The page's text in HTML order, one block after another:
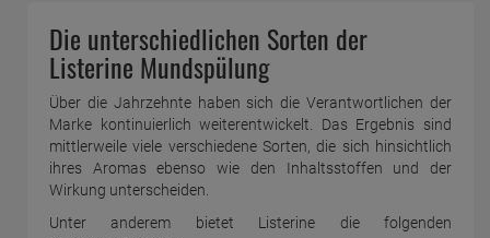
Die unterschiedlichen Sorten der
Listerine Mundspülung
Über die Jahrzehnte haben sich die Verantwortlichen der
Marke kontinuierlich weiterentwickelt. Das Ergebnis sind
mittlerweile viele verschiedene Sorten, die sich hinsichtlich
ihres Aromas ebenso wie den Inhaltsstoffen und der
Wirkung unterscheiden.
Unter anderem bietet Listerine die folgenden